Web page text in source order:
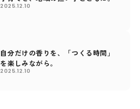
2025.12.10
自分だけの香りを、「つくる時間」
を楽しみながら。
2025.12.10